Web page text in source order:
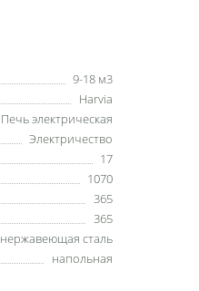
9-18 м3
Harvia
Печь электрическая
Электричество
17
1070
365
365
нержавеющая сталь
напольная